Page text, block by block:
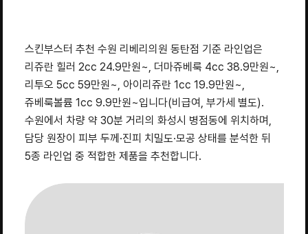
스킨부스터 추천 수원 리베리의원 동탄점 기준 라인업은
리쥬란 힐러 2cc 24.9만원~, 더마쥬베룩 4cc 38.9만원~,
리투오 5cc 59만원~, 아이리쥬란 1cc 19.9만원~,
쥬베룩볼륨 1cc 9.9만원~입니다(비급여, 부가세 별도).
수원에서 차량 약 30분 거리의 화성시 병점동에 위치하며,
담당 원장이 피부 두께·진피 치밀도·모공 상태를 분석한 뒤
5종 라인업 중 적합한 제품을 추천합니다.